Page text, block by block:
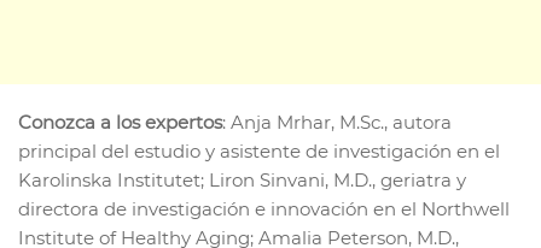
Conozca a los expertos: Anja Mrhar, M.Sc., autora
principal del estudio y asistente de investigación en el
Karolinska Institutet; Liron Sinvani, M.D., geriatra y
directora de investigación e innovación en el Northwell
Institute of Healthy Aging; Amalia Peterson, M.D.,